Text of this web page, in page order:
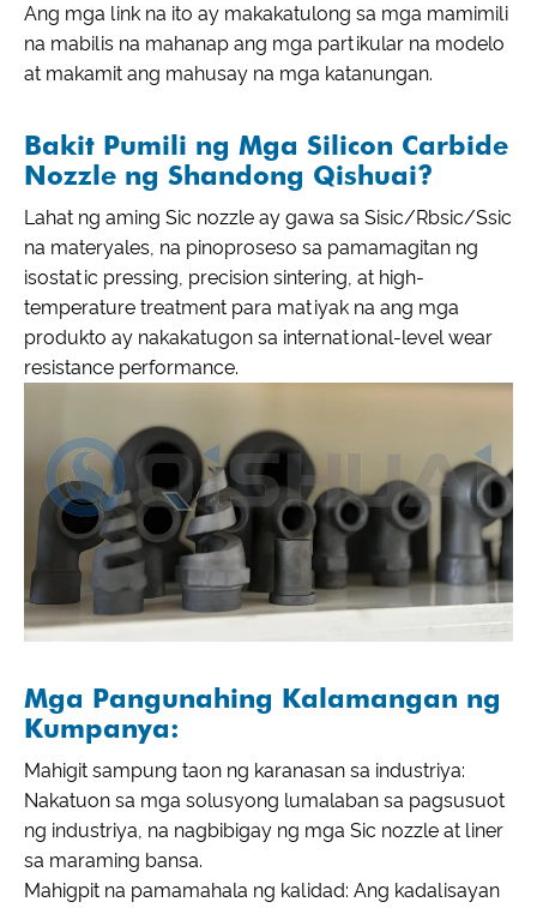
Ang mga link na ito ay makakatulong sa mga mamimili
na mabilis na mahanap ang mga partikular na modelo
at makamit ang mahusay na mga katanungan.
Bakit Pumili ng Mga Silicon Carbide
Nozzle ng Shandong Qishuai?
Lahat ng aming Sic nozzle ay gawa sa Sisic/Rbsic/Ssic
na materyales, na pinoproseso sa pamamagitan ng
isostatic pressing, precision sintering, at high-
temperature treatment para matiyak na ang mga
produkto ay nakakatugon sa international-level wear
resistance performance.
Mga Pangunahing Kalamangan ng
Kumpanya:
Mahigit sampung taon ng karanasan sa industriya:
Nakatuon sa mga solusyong lumalaban sa pagsusuot
ng industriya, na nagbibigay ng mga Sic nozzle at liner
sa maraming bansa.
Mahigpit na pamamahala ng kalidad: Ang kadalisayan